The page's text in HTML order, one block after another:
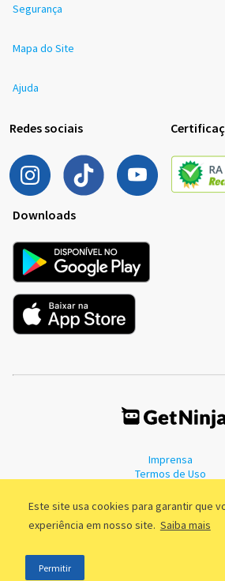
Este site usa cookies para garantir que
experiência em nosso site. Saiba mais
Permitir
Segurança
Mapa do Site
Ajuda
Redes sociais
Downloads
Imprensa
Termos de Uso
©2011 - 2026, GetNinjas LTDA. CNPJ
Fernandes Coelho, 85 - 3º andar - São